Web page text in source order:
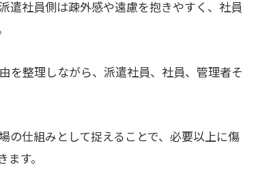
遣社員側は疎外感や遠慮を抱きやすく、社員
を整理しながら、派遣社員、社員、管理者そ
の仕組みとして捉えることで、必要以上に傷
す。